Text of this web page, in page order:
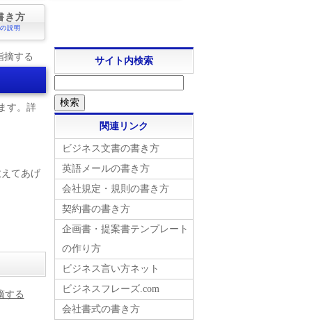
き方
説明
摘する
す。詳
てあげ
する
サイト内検索
関連リンク
ビジネス文書の書き方
英語メールの書き方
会社規定・規則の書き方
契約書の書き方
企画書・提案書テンプレート
の作り方
ビジネス言い方ネット
ビジネスフレーズ.com
会社書式の書き方